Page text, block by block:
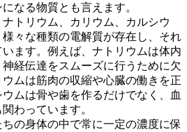
なる物質とも言えます。
トリウム、カリウム、カルシウ
々な種類の電解質が存在し、それ
ます。例えば、ナトリウムは体内
経伝達をスムーズに行うために欠
ムは筋肉の収縮や心臓の働きを正
ムは骨や歯を作るだけでなく、血
わっています。
の身体の中で常に一定の濃度に保